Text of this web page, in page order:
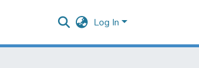
Log In